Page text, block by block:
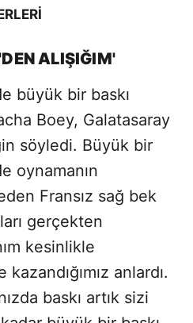
ALIŞIĞIM'
büyük bir baskı
Boey, Galatasaray
söyledi. Büyük bir
oynamanın
Fransız sağ bek
gerçekten
kesinlikle
anlardı.
baskı artık sizi